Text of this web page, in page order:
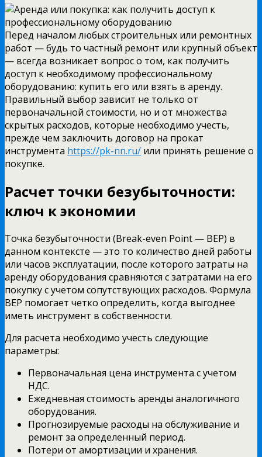
Перед началом любых строительных или ремонтных
работ — будь то частный ремонт или крупный объект
— всегда возникает вопрос о том, как получить
доступ к необходимому профессиональному
оборудованию: купить его или взять в аренду.
Правильный выбор зависит не только от
первоначальной стоимости, но и от множества
скрытых расходов, которые необходимо учесть,
прежде чем заключить договор на прокат
инструмента https://pk-nn.ru/ или принять решение о
покупке.
Расчет точки безубыточности:
ключ к экономии
Точка безубыточности (Break-even Point — BEP) в
данном контексте — это то количество дней работы
или часов эксплуатации, после которого затраты на
аренду оборудования сравняются с затратами на его
покупку с учетом сопутствующих расходов. Формула
BEP помогает четко определить, когда выгоднее
иметь инструмент в собственности.
Для расчета необходимо учесть следующие
параметры:
Первоначальная цена инструмента с учетом
НДС.
Ежедневная стоимость аренды аналогичного
оборудования.
Прогнозируемые расходы на обслуживание и
ремонт за определенный период.
Потери от амортизации и хранения.